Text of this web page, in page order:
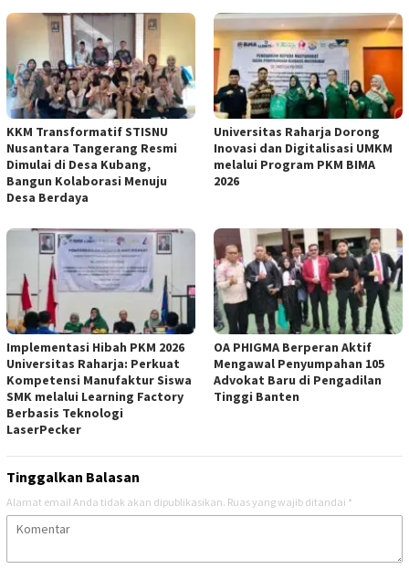
KKM Transformatif STISNU
Nusantara Tangerang Resmi
Dimulai di Desa Kubang,
Bangun Kolaborasi Menuju
Desa Berdaya
Universitas Raharja Dorong
Inovasi dan Digitalisasi UMKM
melalui Program PKM BIMA
2026
Implementasi Hibah PKM 2026
Universitas Raharja: Perkuat
Kompetensi Manufaktur Siswa
SMK melalui Learning Factory
Berbasis Teknologi
LaserPecker
OA PHIGMA Berperan Aktif
Mengawal Penyumpahan 105
Advokat Baru di Pengadilan
Tinggi Banten
Tinggalkan Balasan
Alamat email Anda tidak akan dipublikasikan. Ruas yang wajib ditandai *